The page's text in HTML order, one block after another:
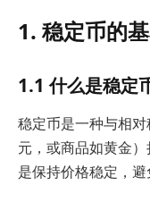
1. 稳定币的
1.1 什么是稳定
稳定币是一种与相
元，或商品如黄金
是保持价格稳定，